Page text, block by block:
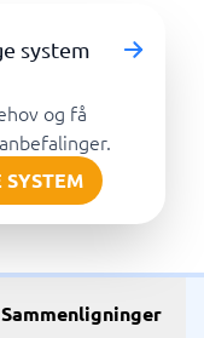
system
og få
SYSTEM
Sammenligninger